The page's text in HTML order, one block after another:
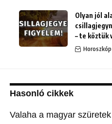
Olyan jól
– te köztük
Horoszkóp
Hasonló cikkek
Valaha a magyar szüretek